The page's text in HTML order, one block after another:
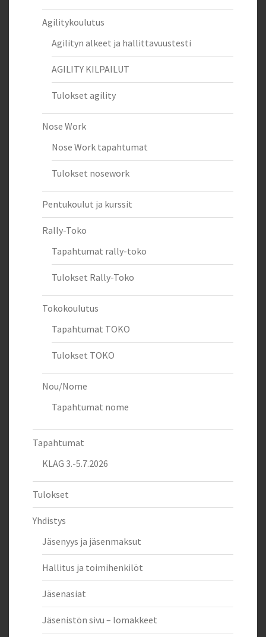
Agilitykoulutus
Agilityn alkeet ja hallittavuustesti
AGILITY KILPAILUT
Tulokset agility
Nose Work
Nose Work tapahtumat
Tulokset nosework
Pentukoulut ja kurssit
Rally-Toko
Tapahtumat rally-toko
Tulokset Rally-Toko
Tokokoulutus
Tapahtumat TOKO
Tulokset TOKO
Nou/Nome
Tapahtumat nome
Tapahtumat
KLAG 3.-5.7.2026
Tulokset
Yhdistys
Jäsenyys ja jäsenmaksut
Hallitus ja toimihenkilöt
Jäsenasiat
Jäsenistön sivu – lomakkeet